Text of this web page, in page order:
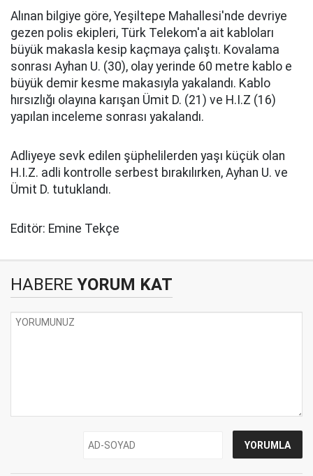
Alınan bilgiye göre, Yeşiltepe Mahallesi'nde devriye
gezen polis ekipleri, Türk Telekom'a ait kabloları
büyük makasla kesip kaçmaya çalıştı. Kovalama
sonrası Ayhan U. (30), olay yerinde 60 metre kablo e
büyük demir kesme makasıyla yakalandı. Kablo
hırsızlığı olayına karışan Ümit D. (21) ve H.I.Z (16)
yapılan inceleme sonrası yakalandı.
Adliyeye sevk edilen şüphelilerden yaşı küçük olan
H.I.Z. adli kontrolle serbest bırakılırken, Ayhan U. ve
Ümit D. tutuklandı.
Editör: Emine Tekçe
HABERE YORUM KAT